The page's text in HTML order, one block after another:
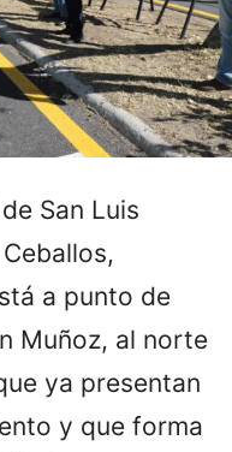
San Luis
a punto de
Muñoz, al norte
ya presentan
y que forma